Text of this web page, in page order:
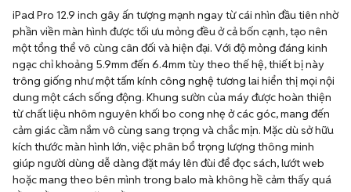
iPad Pro 12.9 inch gây ấn tượng mạnh ngay từ cái nhìn đầu tiên nhờ
phần viền màn hình được tối ưu mỏng đều ở cả bốn cạnh, tạo nên
một tổng thể vô cùng cân đối và hiện đại. Với độ mỏng đáng kinh
ngạc chỉ khoảng 5.9mm đến 6.4mm tùy theo thế hệ, thiết bị này
trông giống như một tấm kính công nghệ tương lai hiển thị mọi nội
dung một cách sống động. Khung sườn của máy được hoàn thiện
từ chất liệu nhôm nguyên khối bo cong nhẹ ở các góc, mang đến
cảm giác cầm nắm vô cùng sang trọng và chắc mịn. Mặc dù sở hữu
kích thước màn hình lớn, việc phân bổ trọng lượng thông minh
giúp người dùng dễ dàng đặt máy lên đùi để đọc sách, lướt web
hoặc mang theo bên mình trong balo mà không hề cảm thấy quá